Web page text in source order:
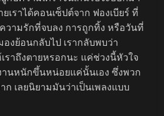
เราได้คอนเซ็ปต์จาก ฟองเบียร์ ที่
วามรักที่จบลง การถูกทิ้ง หรือวันที่
งย้อนกลับไป เรากลับพบว่า
ราถึงตายหรอกนะ แค่ช่วงนี้หัวใจ
านหนักขึ้นหน่อยแค่นั้นเอง ซึ่งพวก
เลยนิยามมันว่าเป็นเพลงแบบ